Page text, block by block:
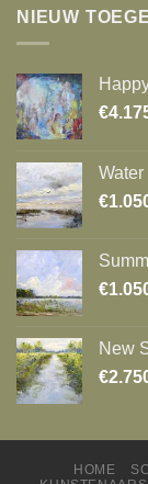
NIEUW
€
Water
€
€
New
€
HOME